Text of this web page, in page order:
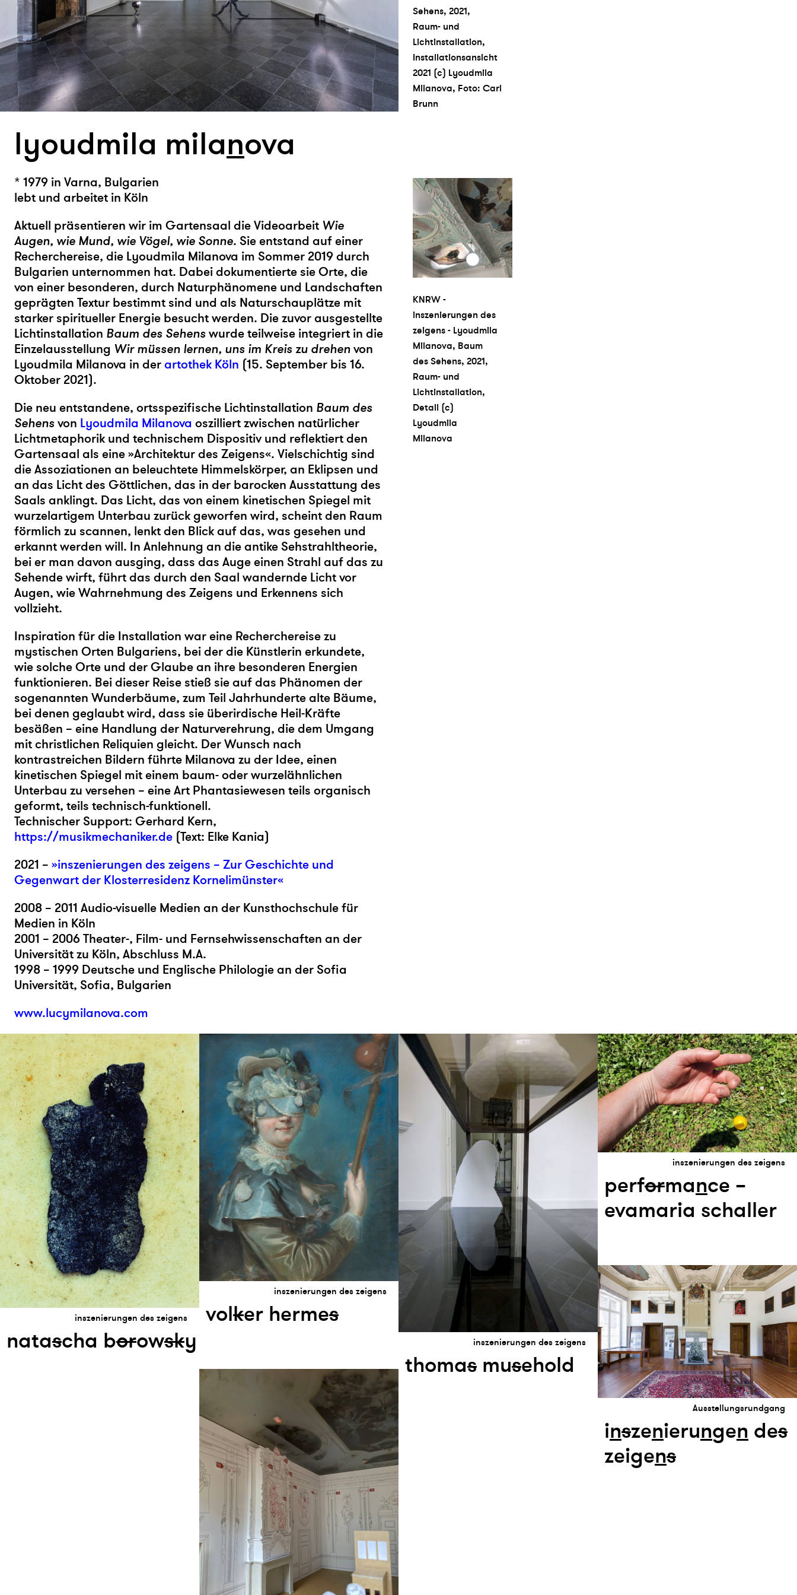
Sehens, 2021,
Raum- und
Lichtinstallation,
Installationsansicht
2021 (c) Lyoudmila
Milanova, Foto: Carl
Brunn
lyoudmila milanova
KNRW -
inszenierungen des
zeigens - Lyoudmila
Milanova, Baum
des Sehens, 2021,
Raum- und
Lichtinstallation,
Detail (c)
Lyoudmila
Milanova
* 1979 in Varna, Bulgarien
lebt und arbeitet in Köln
Aktuell präsentieren wir im Gartensaal die Videoarbeit Wie
Augen, wie Mund, wie Vögel, wie Sonne. Sie entstand auf einer
Recherchereise, die Lyoudmila Milanova im Sommer 2019 durch
Bulgarien unternommen hat. Dabei dokumentierte sie Orte, die
von einer besonderen, durch Naturphänomene und Landschaften
geprägten Textur bestimmt sind und als Naturschauplätze mit
starker spiritueller Energie besucht werden. Die zuvor ausgestellte
Lichtinstallation Baum des Sehenswurde teilweise integriert in die
Einzelausstellung Wir müssen lernen, uns im Kreis zu drehenvon
Lyoudmila Milanova in derartothek Köln (15. September bis 16.
Oktober 2021).
Die neu entstandene, ortsspezifische Lichtinstallation Baum des
Sehensvon Lyoudmila Milanova oszilliert zwischen natürlicher
Lichtmetaphorik und technischem Dispositiv und reflektiert den
Gartensaal als eine »Architektur des Zeigens«. Vielschichtig sind
die Assoziationen an beleuchtete Himmelskörper, an Eklipsen und
an das Licht des Göttlichen, das in der barocken Ausstattung des
Saals anklingt. Das Licht, das von einem kinetischen Spiegel mit
wurzelartigem Unterbau zurück geworfen wird, scheint den Raum
förmlich zu scannen, lenkt den Blick auf das, was gesehen und
erkannt werden will. In Anlehnung an die antike Sehstrahltheorie,
bei er man davon ausging, dass das Auge einen Strahl auf das zu
Sehende wirft, führt das durch den Saal wandernde Licht vor
Augen, wie Wahrnehmung des Zeigens und Erkennens sich
vollzieht.
Inspiration für die Installation war eine Recherchereise zu
mystischen Orten Bulgariens, bei der die Künstlerin erkundete,
wie solche Orte und der Glaube an ihre besonderen Energien
funktionieren. Bei dieser Reise stieß sie auf das Phänomen der
sogenannten Wunderbäume, zum Teil Jahrhunderte alte Bäume,
bei denen geglaubt wird, dass sie überirdische Heil-Kräfte
besäßen – eine Handlung der Naturverehrung, die dem Umgang
mit christlichen Reliquien gleicht. Der Wunsch nach
kontrastreichen Bildern führte Milanova zu der Idee, einen
kinetischen Spiegel mit einem baum- oder wurzelähnlichen
Unterbau zu versehen – eine Art Phantasiewesen teils organisch
geformt, teils technisch-funktionell.
Technischer Support: Gerhard Kern,
https://musikmechaniker.de (Text: Elke Kania)
2021 – »inszenierungen des zeigens – Zur Geschichte und
Gegenwart der Klosterresidenz Kornelimünster«
2008 – 2011 Audio-visuelle Medien an der Kunsthochschule für
Medien in Köln
2001 – 2006 Theater-, Film- und Fernsehwissenschaften an der
Universität zu Köln, Abschluss M.A.
1998 – 1999 Deutsche und Englische Philologie an der Sofia
Universität, Sofia, Bulgarien
www.lucymilanova.com
inszenierungen des zeigens
natascha borowsky
inszenierungen des zeigens
volker hermes
inszenierungen des zeigens
thomasmusehold
inszenierungen des zeigens
performance –
evamaria schaller
Ausstellungsrundgang
inszenierungen des
zeigens